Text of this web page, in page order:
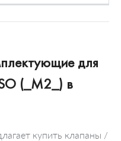
для
(_M2_) в
купить клапаны /